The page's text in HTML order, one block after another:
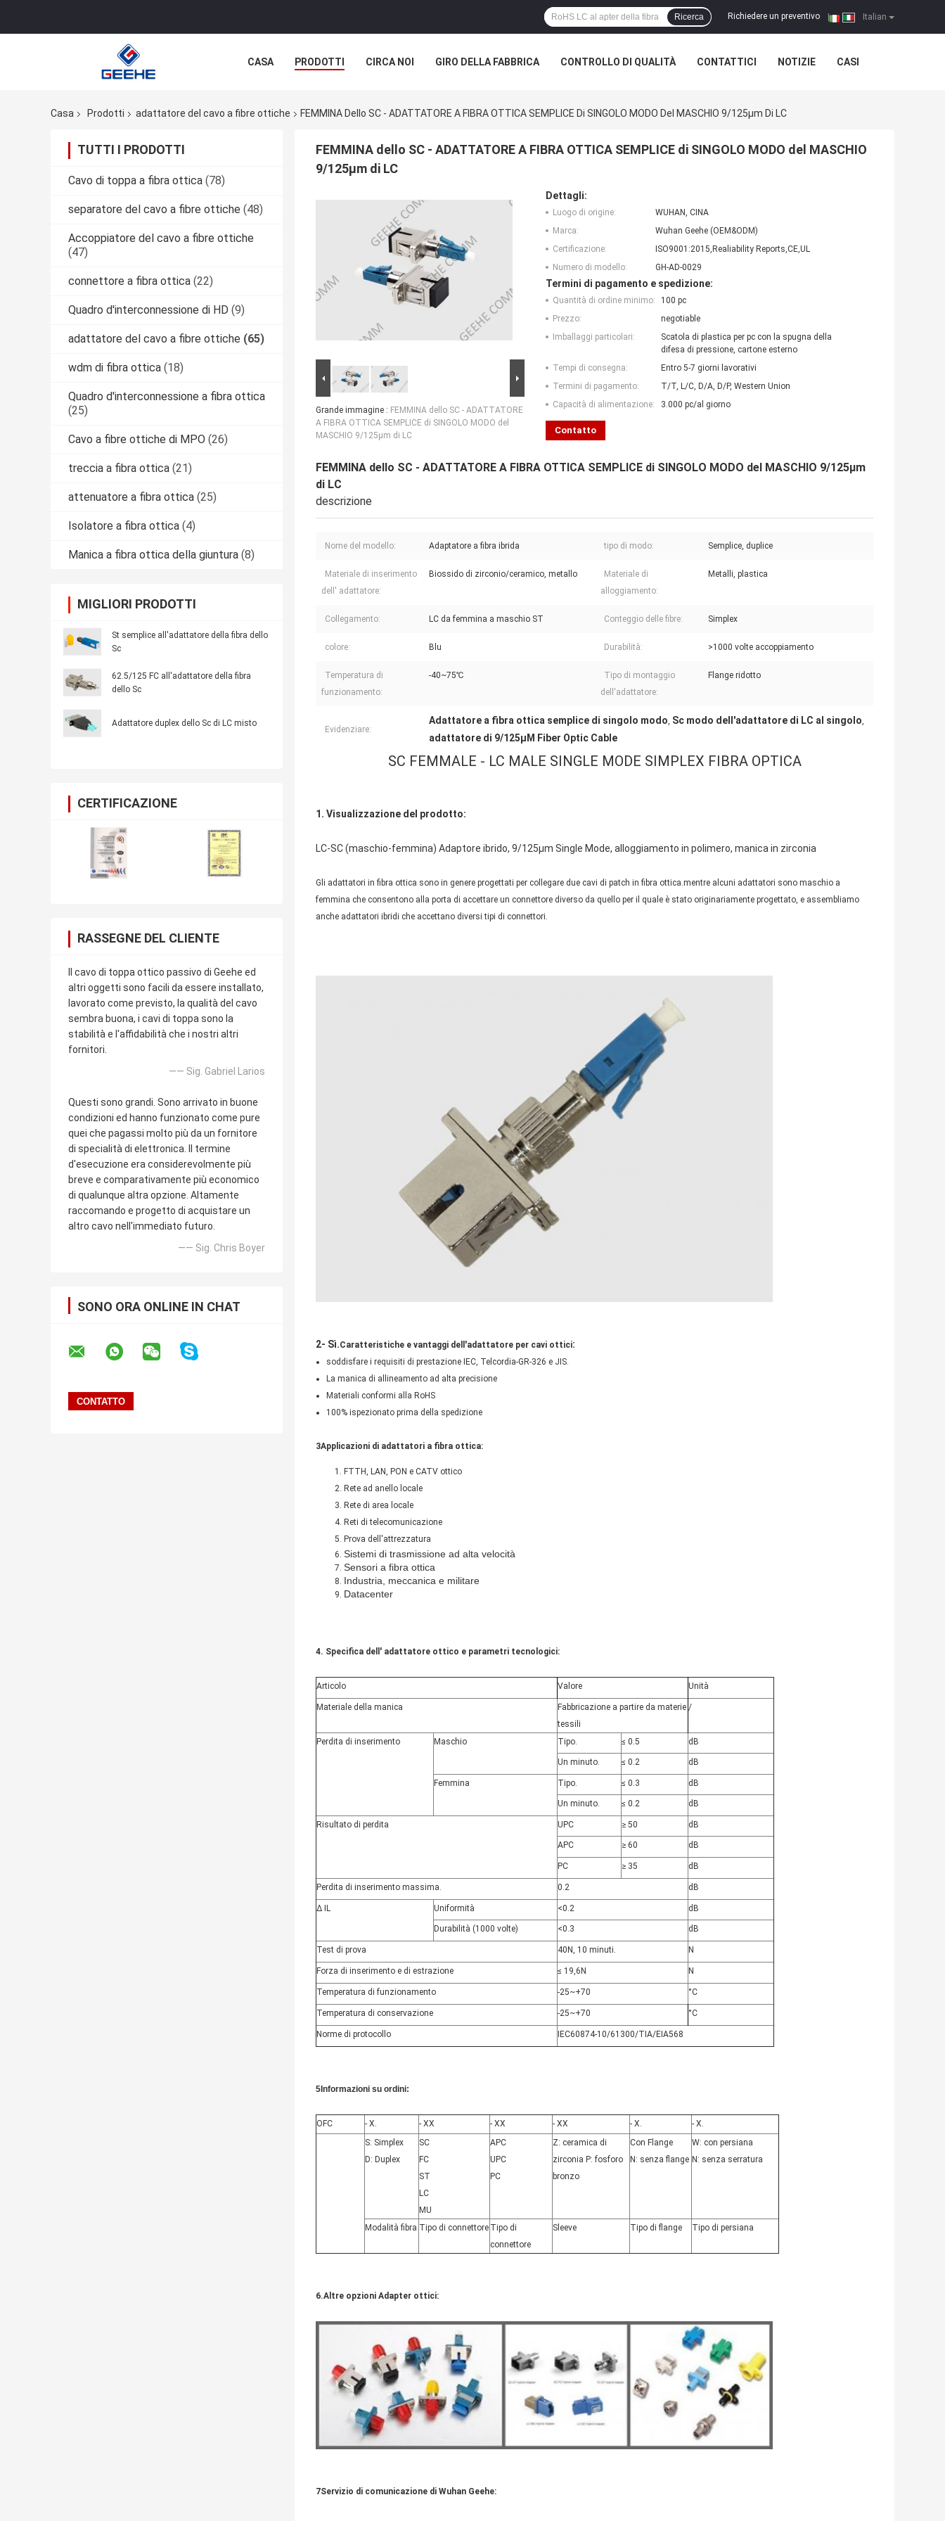
Italian
Richiedere un preventivo |
Ricerca
CASA PRODOTTI CIRCA NOI GIRO DELLA FABBRICA CONTROLLO DI QUALITÀ CONTATTICI NOTIZIE CASI
Casa Prodotti adattatore del cavo a fibre ottiche FEMMINA Dello SC - ADATTATORE A FIBRA OTTICA SEMPLICE Di SINGOLO MODO Del MASCHIO 9/125µm Di LC
TUTTI I PRODOTTI
Cavo di toppa a fibra ottica (78)
separatore del cavo a fibre ottiche (48)
Accoppiatore del cavo a fibre ottiche
(47)
connettore a fibra ottica (22)
Quadro d'interconnessione di HD (9)
adattatore del cavo a fibre ottiche (65)
wdm di fibra ottica (18)
Quadro d'interconnessione a fibra ottica
(25)
Cavo a fibre ottiche di MPO (26)
treccia a fibra ottica (21)
attenuatore a fibra ottica (25)
Isolatore a fibra ottica (4)
Manica a fibra ottica della giuntura (8)
MIGLIORI PRODOTTI
St semplice all'adattatore della fibra dello
Sc
62.5/125 FC all'adattatore della fibra
dello Sc
Adattatore duplex dello Sc di LC misto
CERTIFICAZIONE
RASSEGNE DEL CLIENTE
Il cavo di toppa ottico passivo di Geehe ed
altri oggetti sono facili da essere installato,
lavorato come previsto, la qualità del cavo
sembra buona, i cavi di toppa sono la
stabilità e l'affidabilità che i nostri altri
fornitori.
—— Sig. Gabriel Larios
Questi sono grandi. Sono arrivato in buone
condizioni ed hanno funzionato come pure
quei che pagassi molto più da un fornitore
di specialità di elettronica. Il termine
d'esecuzione era considerevolmente più
breve e comparativamente più economico
di qualunque altra opzione. Altamente
raccomando e progetto di acquistare un
altro cavo nell'immediato futuro.
—— Sig. Chris Boyer
SONO ORA ONLINE IN CHAT
FEMMINA dello SC - ADATTATORE A FIBRA OTTICA SEMPLICE di SINGOLO MODO del MASCHIO
9/125µm di LC
Grande immagine : FEMMINA dello SC - ADATTATORE
A FIBRA OTTICA SEMPLICE di SINGOLO MODO del
MASCHIO 9/125µm di LC
Dettagli:
Luogo di origine:
WUHAN, CINA
Marca:
Wuhan Geehe (OEM&ODM)
Certificazione:
ISO9001:2015,Realiability Reports,CE,UL
Numero di modello:
GH-AD-0029
Termini di pagamento e spedizione:
Quantità di ordine minimo:
100 pc
Prezzo:
negotiable
Imballaggi particolari:
Scatola di plastica per pc con la spugna della
difesa di pressione, cartone esterno
Tempi di consegna:
Entro 5-7 giorni lavorativi
Termini di pagamento:
T/T, L/C, D/A, D/P, Western Union
Capacità di alimentazione:
3.000 pc/al giorno
Contatto
FEMMINA dello SC - ADATTATORE A FIBRA OTTICA SEMPLICE di SINGOLO MODO del MASCHIO 9/125µm
di LC
descrizione
Nome del modello: Adaptatore a fibra ibrida tipo di modo: Semplice, duplice
Materiale di inserimento
dell' adattatore:
Biossido di zirconio/ceramico, metallo
Materiale di
alloggiamento:
Metalli, plastica
Collegamento: LC da femmina a maschio ST Conteggio delle fibre: Simplex
colore: Blu Durabilità: >1000 volte accoppiamento
Temperatura di
funzionamento:
-40~75℃
Tipo di montaggio
dell'adattatore:
Flange ridotto
Evidenziare:
Adattatore a fibra ottica semplice di singolo modo, Sc modo dell'adattatore di LC al singolo,
adattatore di 9/125µM Fiber Optic Cable
SC FEMMALE - LC MALE SINGLE MODE SIMPLEX FIBRA OPTICA
1. Visualizzazione del prodotto:
LC-SC (maschio-femmina) Adaptore ibrido, 9/125μm Single Mode, alloggiamento in polimero, manica in zirconia
Gli adattatori in fibra ottica sono in genere progettati per collegare due cavi di patch in fibra ottica.mentre alcuni adattatori sono maschio a
femmina che consentono alla porta di accettare un connettore diverso da quello per il quale è stato originariamente progettato, e assembliamo
anche adattatori ibridi che accettano diversi tipi di connettori.
2- Sì.Caratteristiche e vantaggi dell'adattatore per cavi ottici:
soddisfare i requisiti di prestazione IEC, Telcordia-GR-326 e JIS.
La manica di allineamento ad alta precisione
Materiali conformi alla RoHS
100% ispezionato prima della spedizione
3Applicazioni di adattatori a fibra ottica:
FTTH, LAN, PON e CATV ottico
Rete ad anello locale
Rete di area locale
Reti di telecomunicazione
Prova dell'attrezzatura
Sistemi di trasmissione ad alta velocità
Sensori a fibra ottica
Industria, meccanica e militare
Datacenter
4. Specifica dell' adattatore ottico e parametri tecnologici:
Articolo Valore Unità
Materiale della manica
Fabbricazione a partire da materie
tessili
/
Perdita di inserimento Maschio Tipo. ≤ 0.5 dB
Un minuto. ≤ 0.2 dB
Femmina Tipo. ≤ 0.3 dB
Un minuto. ≤ 0.2 dB
Risultato di perdita UPC ≥ 50 dB
APC ≥ 60 dB
PC ≥ 35 dB
Perdita di inserimento massima. 0.2 dB
∆ IL Uniformità <0.2 dB
Durabilità (1000 volte) <0.3 dB
Test di prova 40N, 10 minuti. N
Forza di inserimento e di estrazione ≤ 19,6N N
Temperatura di funzionamento -25~+70 °C
Temperatura di conservazione -25~+70 °C
Norme di protocollo IEC60874-10/61300/TIA/EIA568
5Informazioni su ordini:
OFC - X. - XX - XX - XX - X.
- X.
S: Simplex
D: Duplex
SC
FC
ST
LC
MU
APC
UPC
PC
Z: ceramica di
zirconia P: fosforo
bronzo
Con Flange
N: senza flange
W: con persiana
N: senza serratura
Modalità fibra Tipo di connettore Tipo di
connettore
Sleeve Tipo di flange Tipo di persiana
6.Altre opzioni Adapter ottici:
7Servizio di comunicazione di Wuhan Geehe: